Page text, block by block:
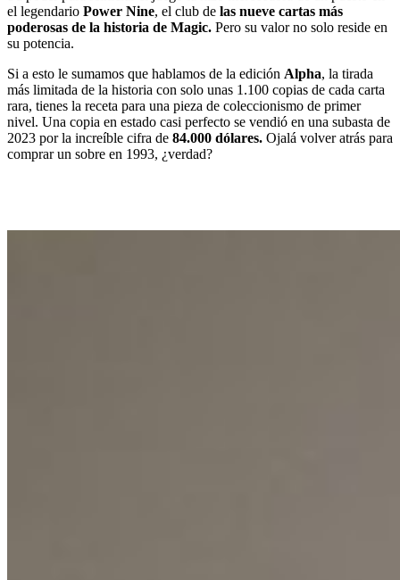
el legendario Power Nine, el club de las nueve cartas más
poderosas de la historia de Magic. Pero su valor no solo reside en
su potencia.
Si a esto le sumamos que hablamos de la edición Alpha, la tirada
más limitada de la historia con solo unas 1.100 copias de cada carta
rara, tienes la receta para una pieza de coleccionismo de primer
nivel. Una copia en estado casi perfecto se vendió en una subasta de
2023 por la increíble cifra de 84.000 dólares. Ojalá volver atrás para
comprar un sobre en 1993, ¿verdad?